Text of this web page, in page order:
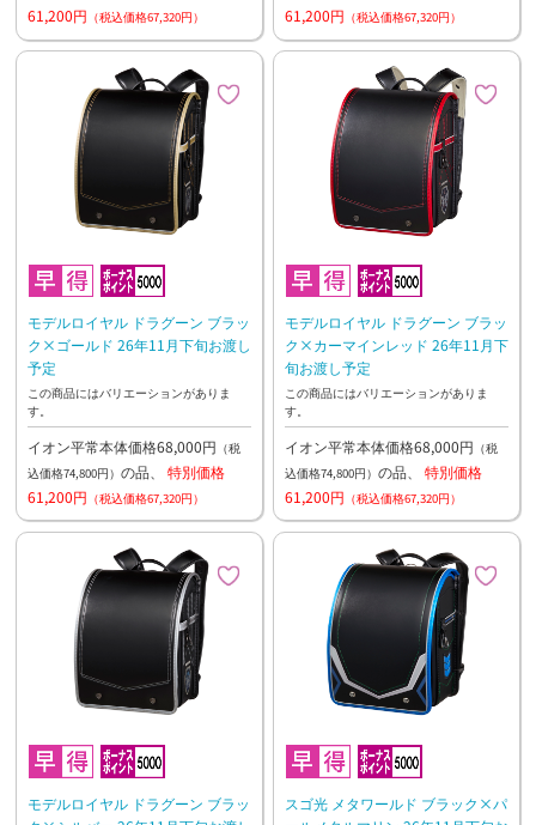
61,200円 （税込価格67,320円）
61,200円 （税込価格67,320円）
モデルロイヤル ドラグーン ブラッ
ク×ゴールド 26年11月下旬お渡し
予定
この商品にはバリエーションがありま
す。
イオン平常本体価格68,000円 （税
込価格74,800円） の品、 特別価格
61,200円 （税込価格67,320円）
モデルロイヤル ドラグーン ブラッ
ク×カーマインレッド 26年11月下
旬お渡し予定
この商品にはバリエーションがありま
す。
イオン平常本体価格68,000円 （税
込価格74,800円） の品、 特別価格
61,200円 （税込価格67,320円）
モデルロイヤル ドラグーン ブラッ
スゴ光 メタワールド ブラック×パ